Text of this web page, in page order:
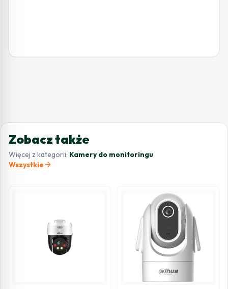
Zobacz także
Więcej z kategorii: Kamery do monitoringu
Wszystkie arrow_forward